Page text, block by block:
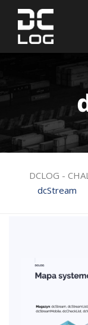
DCLOG -
dcStream